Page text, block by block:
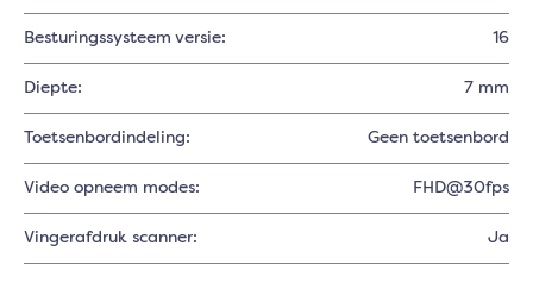
Besturingssysteem versie: 16
Diepte: 7 mm
Toetsenbordindeling: Geen toetsenbord
Video opneem modes: FHD@30fps
Vingerafdruk scanner: Ja